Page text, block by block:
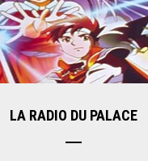
LA RADIO DU PALACE